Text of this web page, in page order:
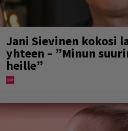
Jani Sievinen kokosi
yhteen – ”Minun
heille”